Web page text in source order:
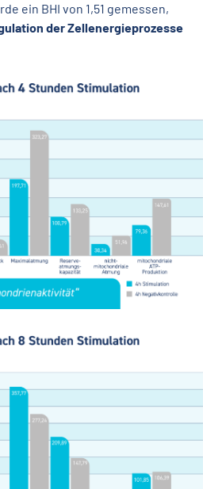
ein BHI von 1,51 gemessen,
der Zellenergieprozesse